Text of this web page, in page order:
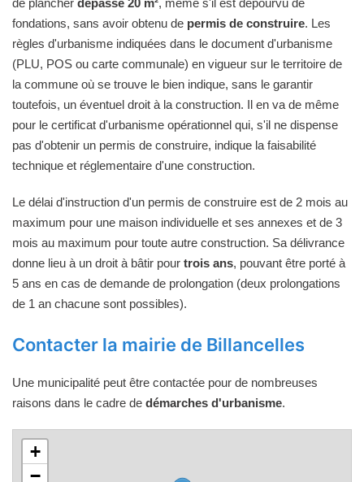
fondations, sans avoir obtenu de permis de construire. Les
règles d'urbanisme indiquées dans le document d'urbanisme
(PLU, POS ou carte communale) en vigueur sur le territoire de
la commune où se trouve le bien indique, sans le garantir
toutefois, un éventuel droit à la construction. Il en va de même
pour le certificat d'urbanisme opérationnel qui, s'il ne dispense
pas d'obtenir un permis de construire, indique la faisabilité
technique et réglementaire d'une construction.
Le délai d'instruction d'un permis de construire est de 2 mois au
maximum pour une maison individuelle et ses annexes et de 3
mois au maximum pour toute autre construction. Sa délivrance
donne lieu à un droit à bâtir pour trois ans, pouvant être porté à
5 ans en cas de demande de prolongation (deux prolongations
de 1 an chacune sont possibles).
Contacter la mairie de Billancelles
Une municipalité peut être contactée pour de nombreuses
raisons dans le cadre de démarches d'urbanisme.
+
−